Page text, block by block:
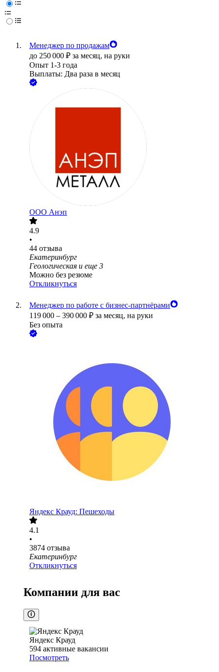
Менеджер по продажам
до 250 000 ₽ за месяц, на руки
Опыт 1-3 года
Выплаты: Два раза в месяц
ООО Анэп
4.9
•
44 отзыва
Екатеринбург
Геологическая и еще 3
Можно без резюме
Откликнуться
Менеджер по работе с бизнес-партнёрами
119 000 – 390 000 ₽ за месяц, на руки
Без опыта
Яндекс Крауд: Пешеходы
4.1
•
3874 отзыва
Екатеринбург
Откликнуться
Компании для вас
Яндекс Крауд
594 активные вакансии
Посмотреть